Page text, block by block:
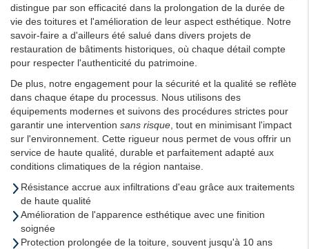
distingue par son efficacité dans la prolongation de la durée de
vie des toitures et l'amélioration de leur aspect esthétique. Notre
savoir-faire a d'ailleurs été salué dans divers projets de
restauration de bâtiments historiques, où chaque détail compte
pour respecter l'authenticité du patrimoine.
De plus, notre engagement pour la sécurité et la qualité se reflète
dans chaque étape du processus. Nous utilisons des
équipements modernes et suivons des procédures strictes pour
garantir une intervention sans risque , tout en minimisant l'impact
sur l'environnement. Cette rigueur nous permet de vous offrir un
service de haute qualité, durable et parfaitement adapté aux
conditions climatiques de la région nantaise.
Résistance accrue aux infiltrations d'eau grâce aux traitements
de haute qualité
Amélioration de l'apparence esthétique avec une finition
soignée
Protection prolongée de la toiture, souvent jusqu'à 10 ans